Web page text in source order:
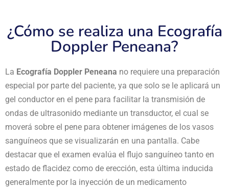
¿Cómo se realiza una Ecografía
Doppler Peneana?
La Ecografía Doppler Peneana no requiere una preparación
especial por parte del paciente, ya que solo se le aplicará un
gel conductor en el pene para facilitar la transmisión de
ondas de ultrasonido mediante un transductor, el cual se
moverá sobre el pene para obtener imágenes de los vasos
sanguíneos que se visualizarán en una pantalla. Cabe
destacar que el examen evalúa el flujo sanguíneo tanto en
estado de flacidez como de erección, esta última inducida
generalmente por la inyección de un medicamento